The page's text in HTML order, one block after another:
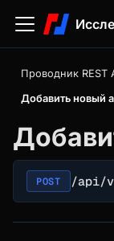
Проводник REST
Добавить новый
POST /api/